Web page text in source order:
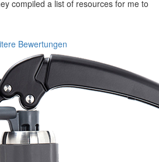
compiled a list of resources for me to
Bewertungen